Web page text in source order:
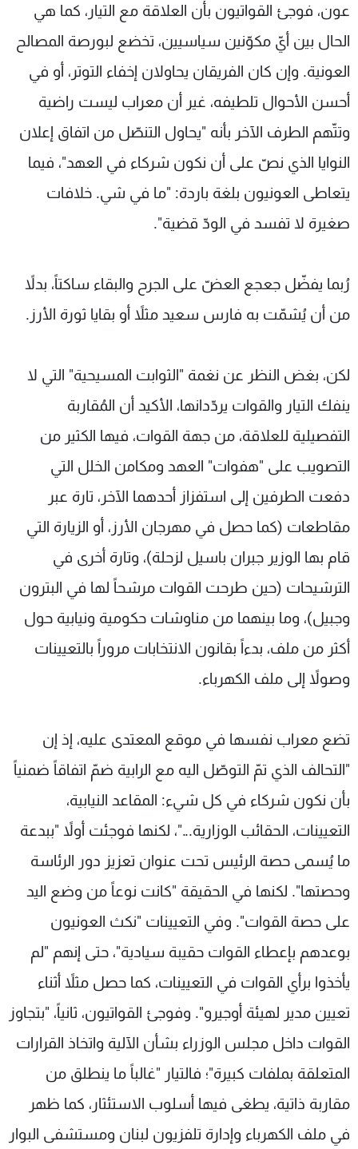
عون، فوجئ القواتيون بأن العلاقة مع التيار، كما هي
الحال بين أيّ مكوّنين سياسيين، تخضع لبورصة المصالح
العونية. وإن كان الفريقان يحاولان إخفاء التوتر، أو في
أحسن الأحوال تلطيفه، غير أن معراب ليست راضية
وتتّهم الطرف الآخر بأنه "يحاول التنصّل من اتفاق إعلان
النوايا الذي نصّ على أن نكون شركاء في العهد"، فيما
يتعاطى العونيون بلغة باردة: "ما في شي. خلافات
صغيرة لا تفسد في الودّ قضية".
رُبما يفضّل جعجع العضّ على الجرح والبقاء ساكتاً، بدلاً
من أن يُشمّت به فارس سعيد مثلاً أو بقايا ثورة الأرز.
لكن، بغض النظر عن نغمة "الثوابت المسيحية" التي لا
ينفك التيار والقوات يردّدانها، الأكيد أن المُقاربة
التفصيلية للعلاقة، من جهة القوات، فيها الكثير من
التصويب على "هفوات" العهد ومكامن الخلل التي
دفعت الطرفين إلى استفزاز أحدهما الآخر، تارة عبر
مقاطعات (كما حصل في مهرجان الأرز، أو الزيارة التي
قام بها الوزير جبران باسيل لزحلة)، وتارة أخرى في
الترشيحات (حين طرحت القوات مرشحاً لها في البترون
وجبيل)، وما بينهما من مناوشات حكومية ونيابية حول
أكثر من ملف، بدءاً بقانون الانتخابات مروراً بالتعيينات
وصولاً إلى ملف الكهرباء.
تضع معراب نفسها في موقع المعتدى عليه، إذ إن
"التحالف الذي تمّ التوصّل اليه مع الرابية ضمّ اتفاقاً ضمنياً
بأن نكون شركاء في كل شيء: المقاعد النيابية،
التعيينات، الحقائب الوزارية..."، لكنها فوجئت أولاً "ببدعة
ما يُسمى حصة الرئيس تحت عنوان تعزيز دور الرئاسة
وحصتها". لكنها في الحقيقة "كانت نوعاً من وضع اليد
على حصة القوات". وفي التعيينات "نكث العونيون
بوعدهم بإعطاء القوات حقيبة سيادية"، حتى إنهم "لم
يأخذوا برأي القوات في التعيينات، كما حصل مثلاً أثناء
تعيين مدير لهيئة أوجيرو". وفوجئ القواتيون، ثانياً، "بتجاوز
القوات داخل مجلس الوزراء بشأن الآلية واتخاذ القرارات
المتعلقة بملفات كبيرة"؛ فالتيار "غالباً ما ينطلق من
مقاربة ذاتية، يطغى فيها أسلوب الاستئثار، كما ظهر
في ملف الكهرباء وإدارة تلفزيون لبنان ومستشفى البوار